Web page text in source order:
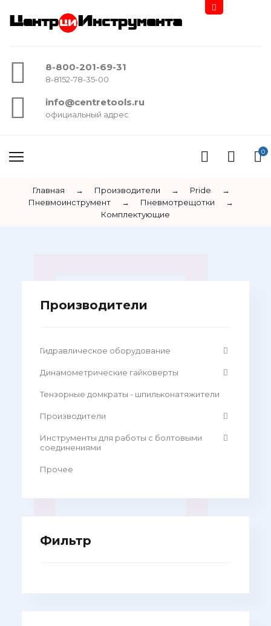
Центр Инструмента
8-800-201-69-31
8-8152-78-35-00
info@centretools.ru
официальный адрес
0
Главная → Производители → Pride
→
Пневмоинструмент
→ Пневмотрещотки
→
Комплектующие
Производители
Гидравлическое оборудование
Динамометрические гайковерты
Тензорные домкраты - шпильконатяжители
Производители
Инструменты для работы с болтовыми
соединениями
Прочее
Фильтр